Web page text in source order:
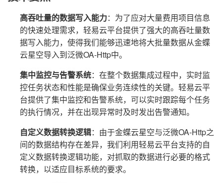
高吞吐量的数据写入能力：为了应对大量费用项目信息
的快速处理需求，轻易云平台提供了强大的高吞吐量数
据写入能力，使得我们能够迅速地将大批量数据从金蝶
云星空导入到泛微OA-Http中。
集中监控与告警系统：在整个数据集成过程中，实时监
控任务状态和性能是确保业务连续性的关键。轻易云平
台提供了集中监控和告警系统，可以实时跟踪每个任务
的执行情况，并在出现异常时及时发出告警通知。
自定义数据转换逻辑：由于金蝶云星空与泛微OA-Http之
间的数据结构存在差异，我们利用轻易云平台支持的自
定义数据转换逻辑功能，对抓取的数据进行必要的格式
转换，以适应目标系统的要求。